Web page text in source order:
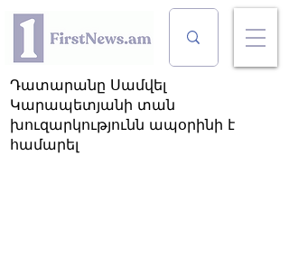
Դատարանը Սամվել
Կարապետյանի տան
խուզարկությունն ապօրինի է
համարել